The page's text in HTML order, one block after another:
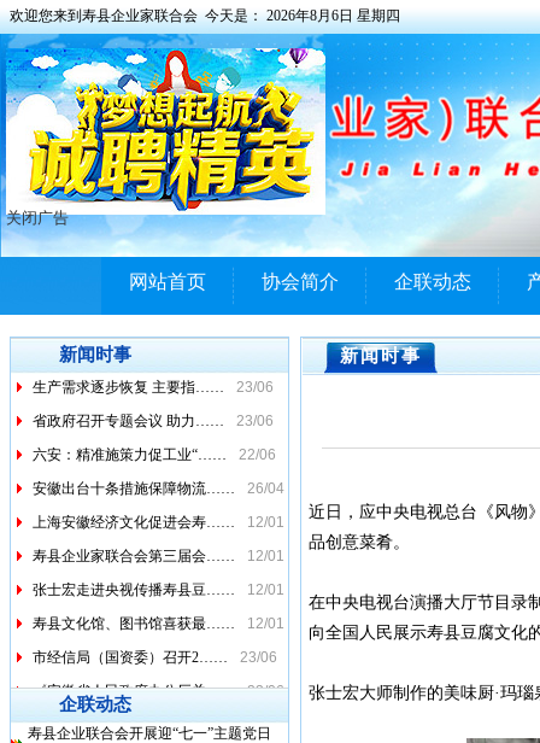
欢迎您来到寿县企业家联合会 今天是：2026年8月6日 星期四
网站首页 协会简介 企联动态
新闻时事
市经信局（国资委）召开2……
23/06
《安徽省人民政府办公厅关……
生产需求逐步恢复 主要指……
23/06
省政府召开专题会议 助力……
23/06
六安：精准施策力促工业“……
22/06
安徽出台十条措施保障物流……
26/04
上海安徽经济文化促进会寿……
12/01
寿县企业家联合会第三届会……
12/01
张士宏走进央视传播寿县豆……
12/01
寿县文化馆、图书馆喜获最……
12/01
市经信局（国资委）召开2……
23/06
《安徽省人民政府办公厅关……
23/06
生产需求逐步恢复 主要指……
23/06
企联动态
寿县企业联合会开展迎“七一”主题党日
新闻时事
近日，应中央电视总台《风物
品创意菜肴。
在中央电视台演播大厅节目录
向全国人民展示寿县豆腐文化
张士宏大师制作的美味厨·玛
关闭广告